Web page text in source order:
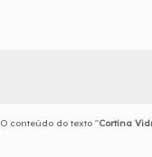
O conteúdo do texto "Cortina